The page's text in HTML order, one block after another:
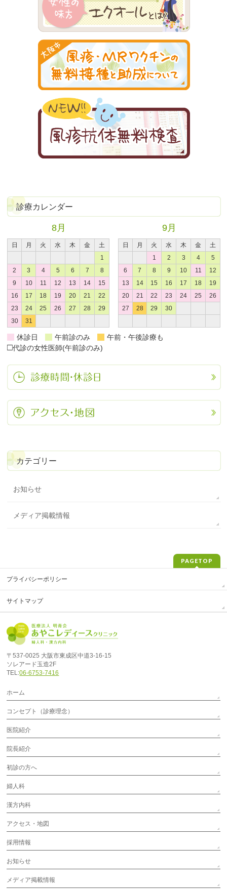
診療カレンダー
8月
日 月 火 水 木 金
土
1
2
3 4 5 6 7
8
9
10 11 12 13 14
15
16
17 18 19 20 21
22
23
24 25 26 27 28
29
30
31
9月
日 月 火 水 木 金
土
1
2 3 4
5
6
7 8 9 10 11
12
13
14 15 16 17 18
19
20
21 22 23 24 25
26
27
28 29 30
休診日 午前診のみ 午前・午後診療も
□代診の女性医師(午前診のみ)
カテゴリー
お知らせ
メディア掲載情報
PAGETOP
プライバシーポリシー
サイトマップ
〒537-0025 大阪市東成区中道3-16-15
ソレアード玉造2F
TEL:06-6753-7416
ホーム
コンセプト（診療理念）
医院紹介
院長紹介
初診の方へ
婦人科
漢方内科
アクセス・地図
採用情報
お知らせ
メディア掲載情報